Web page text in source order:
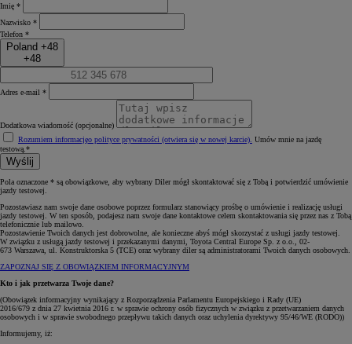
Imię *
Nazwisko *
Telefon *
Poland +48
+48
Adres e-mail *
Dodatkowa wiadomość (opcjonalne)
Rozumiem informacjęo polityce prywatności (otwiera się w nowej karcie) Umów mnie na jazdę
testową.*
Wyślij
Pola oznaczone * są obowiązkowe, aby wybrany Diler mógł skontaktować się z Tobą i potwierdzić umówienie
jazdy testowej.
Pozostawiasz nam swoje dane osobowe poprzez formularz stanowiący prośbę o umówienie i realizację usługi
jazdy testowej. W ten sposób, podajesz nam swoje dane kontaktowe celem skontaktowania się przez nas z Tobą
telefonicznie lub mailowo.
Pozostawienie Twoich danych jest dobrowolne, ale konieczne abyś mógł skorzystać z usługi jazdy testowej.
W związku z usługą jazdy testowej i przekazanymi danymi, Toyota Central Europe Sp. z o.o., 02-
673 Warszawa, ul. Konstruktorska 5 (TCE) oraz wybrany diler są administratorami Twoich danych osobowych.
ZAPOZNAJ SIĘ Z OBOWIĄZKIEM INFORMACYJNYM
Kto i jak przetwarza Twoje dane?
(Obowiązek informacyjny wynikający z Rozporządzenia Parlamentu Europejskiego i Rady (UE)
2016/679 z dnia 27 kwietnia 2016 r. w sprawie ochrony osób fizycznych w związku z przetwarzaniem danych
osobowych i w sprawie swobodnego przepływu takich danych oraz uchylenia dyrektywy 95/46/WE (RODO))
Informujemy, iż: